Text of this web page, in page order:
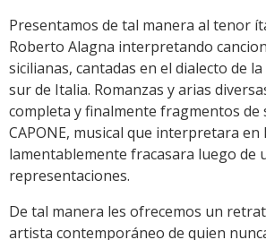
Presentamos de tal manera al tenor
Roberto Alagna interpretando
sicilianas, cantadas en el dialecto de
sur de Italia. Romanzas y arias
completa y finalmente fragmentos de
CAPONE, musical que interpretara en
lamentablemente fracasara luego de
representaciones.
De tal manera les ofrecemos un
artista contemporáneo de quien